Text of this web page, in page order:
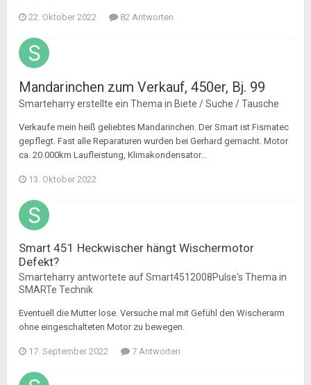
22. Oktober 2022 82 Antworten
Mandarinchen zum Verkauf, 450er, Bj. 99
Smarteharryerstellte ein Thema in Biete / Suche / Tausche
Verkaufe mein heiß geliebtes Mandarinchen. Der Smart ist Fismatec
gepflegt. Fast alle Reparaturen wurden bei Gerhard gemacht. Motor
ca. 20.000km Laufleistung, Klimakondensator...
13. Oktober 2022
Smart 451 Heckwischer hängt Wischermotor
Defekt?
Smarteharryantwortete aufSmart4512008Pulse's Thema in
SMARTe Technik
Eventuell die Mutter lose. Versuche mal mit Gefühl den Wischerarm
ohne eingeschalteten Motor zu bewegen.
17. September 2022 7 Antworten